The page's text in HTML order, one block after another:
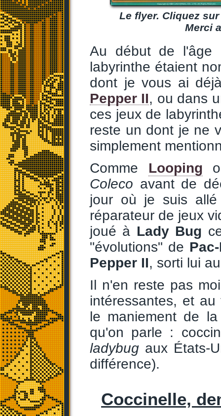
Le flyer. Cliquez
Merci
Au début de l'âge
labyrinthe étaient
dont je vous ai
Pepper II, ou dans
ces jeux de
reste un dont je ne
simplement
Comme Looping
Coleco avant de
jour où je suis allé
réparateur de jeux
joué à Lady Bug
"évolutions" de
Pepper II, sorti lui
Il n'en reste pas
intéressantes, et
le maniement de
qu'on parle :
ladybug aux États-
différence).
Coccinelle,